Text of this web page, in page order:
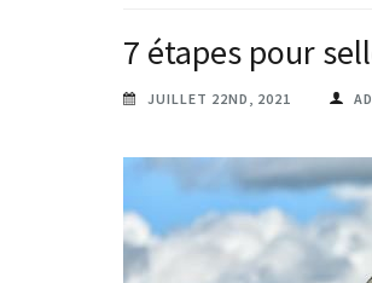
7 étapes pour
JUILLET 22ND, 2021